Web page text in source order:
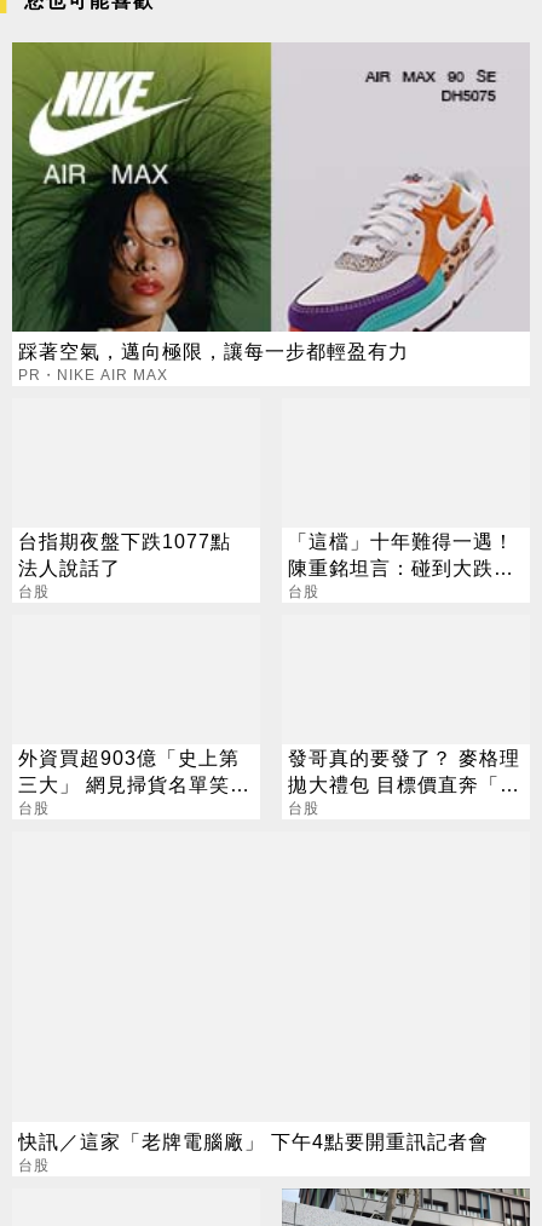
踩著空氣，邁向極限，讓每一步都輕盈有力
PR・NIKE AIR MAX
台指期夜盤下跌1077點
法人說話了
台股
「這檔」十年難得一遇！
陳重銘坦言：碰到大跌就
買進
台股
外資買超903億「史上第
三大」 網見掃貨名單笑：
不懂在幹嘛
台股
發哥真的要發了？ 麥格理
拋大禮包 目標價直奔「1
萬塊」
台股
快訊／這家「老牌電腦廠」 下午4點要開重訊記者會
台股